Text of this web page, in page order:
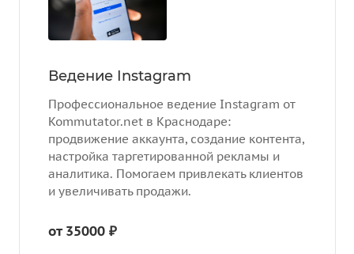
Ведение Instagram
Профессиональное ведение Instagram от
Kommutator.net в Краснодаре:
продвижение аккаунта, создание контента,
настройка таргетированной рекламы и
аналитика. Помогаем привлекать клиентов
и увеличивать продажи.
от 35000 ₽